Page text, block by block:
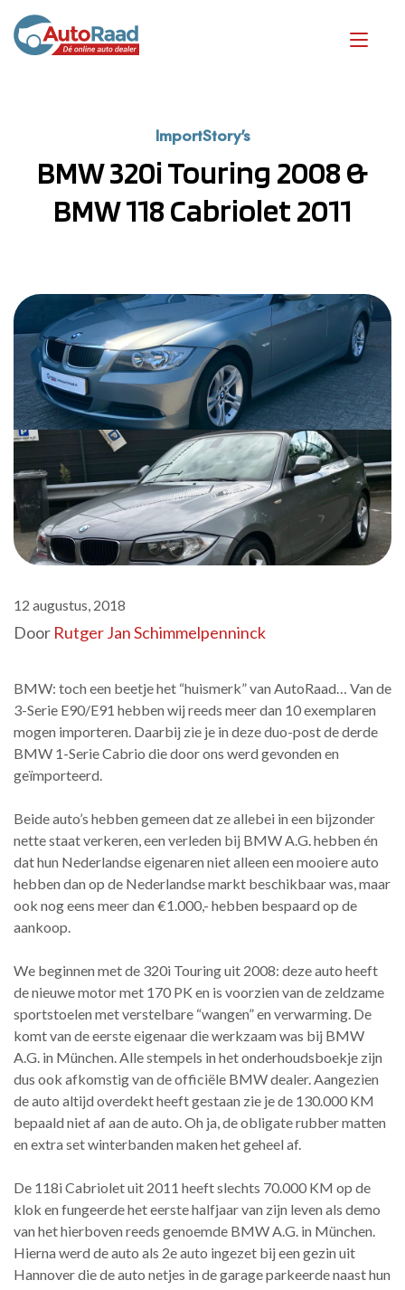
ImportStory's
BMW 320i Touring 2008 &
BMW 118 Cabriolet 2011
12 augustus, 2018
Door Rutger Jan Schimmelpenninck
BMW: toch een beetje het “huismerk” van AutoRaad… Van de
3-Serie E90/E91 hebben wij reeds meer dan 10 exemplaren
mogen importeren. Daarbij zie je in deze duo-post de derde
BMW 1-Serie Cabrio die door ons werd gevonden en
geïmporteerd.
Beide auto’s hebben gemeen dat ze allebei in een bijzonder
nette staat verkeren, een verleden bij BMW A.G. hebben én
dat hun Nederlandse eigenaren niet alleen een mooiere auto
hebben dan op de Nederlandse markt beschikbaar was, maar
ook nog eens meer dan €1.000,- hebben bespaard op de
aankoop.
We beginnen met de 320i Touring uit 2008: deze auto heeft
de nieuwe motor met 170 PK en is voorzien van de zeldzame
sportstoelen met verstelbare “wangen” en verwarming. De
komt van de eerste eigenaar die werkzaam was bij BMW
A.G. in München. Alle stempels in het onderhoudsboekje zijn
dus ook afkomstig van de officiële BMW dealer. Aangezien
de auto altijd overdekt heeft gestaan zie je de 130.000 KM
bepaald niet af aan de auto. Oh ja, de obligate rubber matten
en extra set winterbanden maken het geheel af.
De 118i Cabriolet uit 2011 heeft slechts 70.000 KM op de
klok en fungeerde het eerste halfjaar van zijn leven als demo
van het hierboven reeds genoemde BMW A.G. in München.
Hierna werd de auto als 2e auto ingezet bij een gezin uit
Hannover die de auto netjes in de garage parkeerde naast hun